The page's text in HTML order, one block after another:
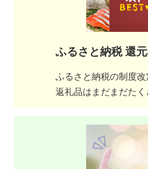
ふるさと納税 還
ふるさと納税の制度
返礼品はまだまだたく